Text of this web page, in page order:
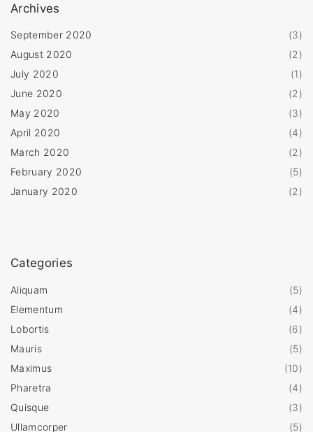
Archives
(3)
September 2020
(2)
August 2020
(1)
July 2020
(2)
June 2020
(3)
May 2020
(4)
April 2020
(2)
March 2020
(5)
February 2020
(2)
January 2020
Categories
(5)
Aliquam
(4)
Elementum
(6)
Lobortis
(5)
Mauris
(10)
Maximus
(4)
Pharetra
(3)
Quisque
(5)
Ullamcorper